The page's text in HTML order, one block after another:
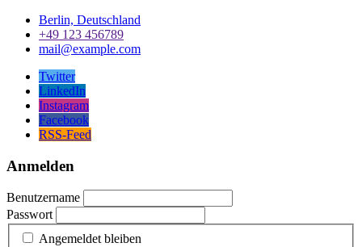
Berlin, Deutschland
+49 123 456789
mail@example.com
Twitter
LinkedIn
Instagram
Facebook
RSS-Feed
Anmelden
Benutzername
Passwort
Angemeldet bleiben